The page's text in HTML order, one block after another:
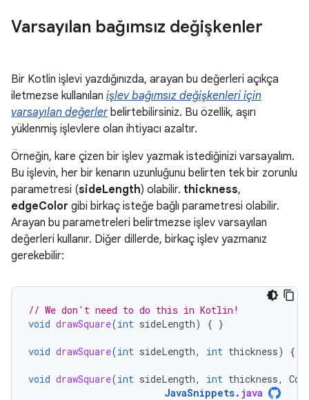
Varsayılan bağımsız değişkenler
Bir Kotlin işlevi yazdığınızda, arayan bu değerleri açıkça
iletmezse kullanılan işlev bağımsız değişkenleri için
varsayılan değerlerbelirtebilirsiniz. Bu özellik, aşırı
yüklenmiş işlevlere olan ihtiyacı azaltır.
Örneğin, kare çizen bir işlev yazmak istediğinizi varsayalım.
Bu işlevin, her bir kenarın uzunluğunu belirten tek bir zorunlu
parametresi (sideLength) olabilir. thickness,
edgeColor gibi birkaç isteğe bağlı parametresi olabilir.
Arayan bu parametreleri belirtmezse işlev varsayılan
değerleri kullanır. Diğer dillerde, birkaç işlev yazmanız
gerekebilir:
// We don't need to do this in Kotlin!
void drawSquare(int sideLength) { }
void drawSquare(int sideLength, int thickness) {
void drawSquare(int sideLength, int thickness,
JavaSnippets. java